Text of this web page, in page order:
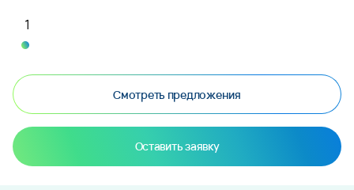
Смотреть предложения
Оставить заявку